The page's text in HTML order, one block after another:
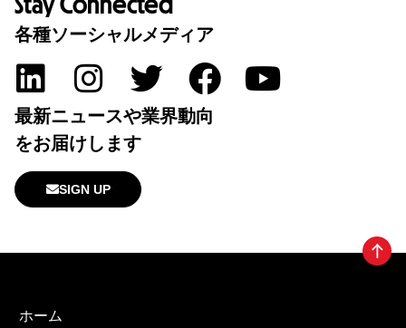
各種ソーシャルメディア
最新ニュースや業界動向
をお届けします
SIGN UP
ホーム